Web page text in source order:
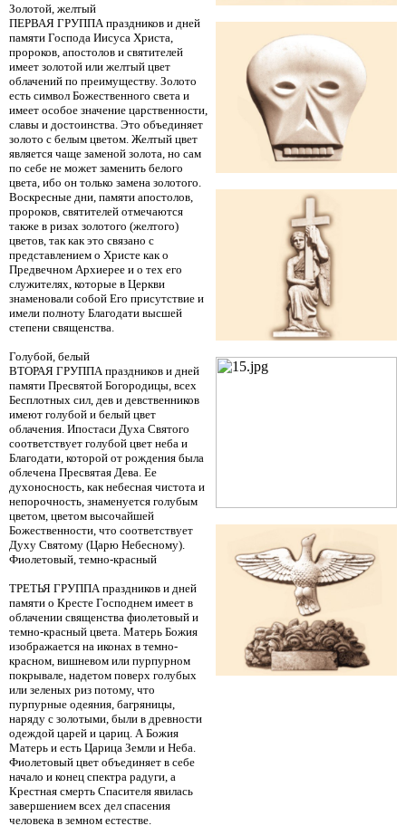
Золотой, желтый
ПЕРВАЯ ГРУППА праздников и дней
памяти Господа Иисуса Христа,
пророков, апостолов и святителей
имеет золотой или желтый цвет
облачений по преимуществу. Золото
есть символ Божественного света и
имеет особое значение царственности,
славы и достоинства. Это объединяет
золото с белым цветом. Желтый цвет
является чаще заменой золота, но сам
по себе не может заменить белого
цвета, ибо он только замена золотого.
Воскресные дни, памяти апостолов,
пророков, святителей отмечаются
также в ризах золотого (желтого)
цветов, так как это связано с
представлением о Христе как о
Предвечном Архиерее и о тех его
служителях, которые в Церкви
знаменовали собой Его присутствие и
имели полноту Благодати высшей
степени священства.
Голубой, белый
ВТОРАЯ ГРУППА праздников и дней
памяти Пресвятой Богородицы, всех
Бесплотных сил, дев и девственников
имеют голубой и белый цвет
облачения. Ипостаси Духа Святого
соответствует голубой цвет неба и
Благодати, которой от рождения была
облечена Пресвятая Дева. Ее
духоносность, как небесная чистота и
непорочность, знаменуется голубым
цветом, цветом высочайшей
Божественности, что соответствует
Духу Святому (Царю Небесному).
Фиолетовый, темно-красный
ТРЕТЬЯ ГРУППА праздников и дней
памяти о Кресте Господнем имеет в
облачении священства фиолетовый и
темно-красный цвета. Матерь Божия
изображается на иконах в темно-
красном, вишневом или пурпурном
покрывале, надетом поверх голубых
или зеленых риз потому, что
пурпурные одеяния, багряницы,
наряду с золотыми, были в древности
одеждой царей и цариц. А Божия
Матерь и есть Царица Земли и Неба.
Фиолетовый цвет объединяет в себе
начало и конец спектра радуги, а
Крестная смерть Спасителя явилась
завершением всех дел спасения
человека в земном естестве.